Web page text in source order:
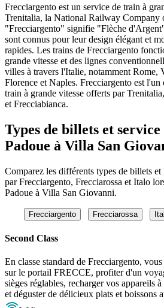
Frecciargento est un service de train à
Trenitalia, la National Railway Company
"Frecciargento" signifie "Flèche
sont connus pour leur design élégant et
rapides. Les trains de Frecciargento
grande vitesse et des lignes
villes à travers l'Italie, notamment Rome,
Florence et Naples. Frecciargento est l'un
train à grande vitesse offerts par
et Frecciabianca.
Types de billets et
Padoue à Villa San
Comparez les différents types de billets
par Frecciargento, Frecciarossa et Italo
Padoue à Villa San Giovanni.
Frecciargento Frecciarossa
Second Class
En classe standard de Frecciargento,
sur le portail FRECCE, profiter d'un
sièges réglables, recharger vos appareils
et déguster de délicieux plats et boissons